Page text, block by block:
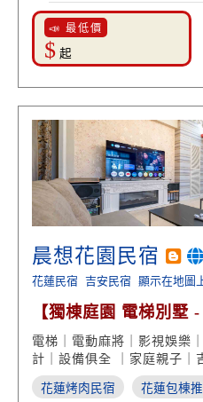
📣 最低價
$ 起
晨想花園民宿
花蓮民宿 吉安民宿 顯示在地圖
【獨棟庭園 電梯別墅
泡澡放鬆】
電梯｜電動麻將｜影視娛樂
計｜設備俱全 ｜家庭親子｜
花蓮烤肉民宿 花蓮包棟